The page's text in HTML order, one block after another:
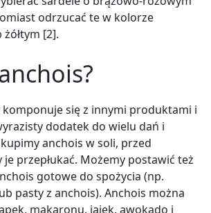
odrzucać te w kolorze
[2].
się z innymi produktami i
dodatek do wielu dań i
anchois w soli, przed
je przepłukać. Możemy postawić też
gotowe do spożycia (np.
pasty z anchois). Anchois można
makaronu, jajek, awokado i